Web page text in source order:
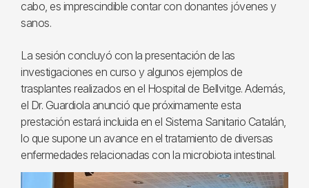
cabo, es imprescindible contar con donantes jóvenes y
sanos.
La sesión concluyó con la presentación de las
investigaciones en curso y algunos ejemplos de
trasplantes realizados en el Hospital de Bellvitge. Además,
el Dr. Guardiola anunció que próximamente esta
prestación estará incluida en el Sistema Sanitario Catalán,
lo que supone un avance en el tratamiento de diversas
enfermedades relacionadas con la microbiota intestinal.